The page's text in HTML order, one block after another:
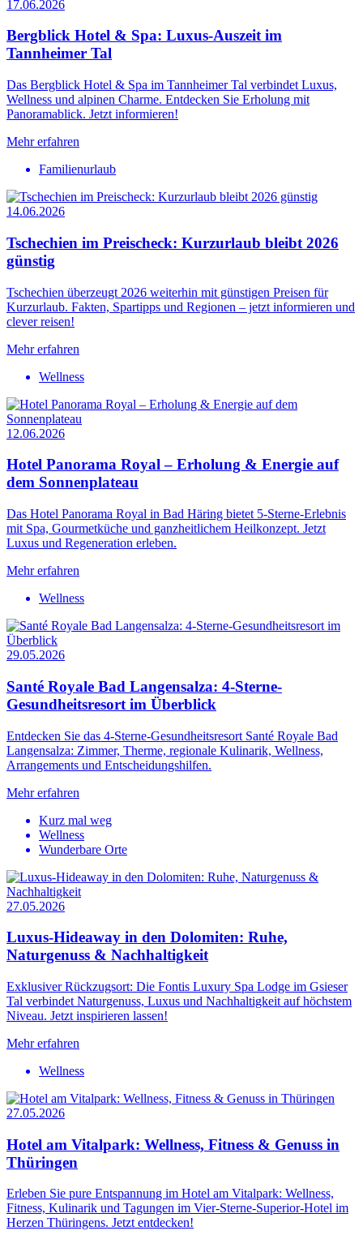
17.06.2026
Bergblick Hotel & Spa: Luxus-Auszeit im
Tannheimer Tal
Das Bergblick Hotel & Spa im Tannheimer Tal verbindet Luxus,
Wellness und alpinen Charme. Entdecken Sie Erholung mit
Panoramablick. Jetzt informieren!
Mehr erfahren
Familienurlaub
14.06.2026
Tschechien im Preischeck: Kurzurlaub bleibt 2026
günstig
Tschechien überzeugt 2026 weiterhin mit günstigen Preisen für
Kurzurlaub. Fakten, Spartipps und Regionen – jetzt informieren und
clever reisen!
Mehr erfahren
Wellness
12.06.2026
Hotel Panorama Royal – Erholung & Energie auf
dem Sonnenplateau
Das Hotel Panorama Royal in Bad Häring bietet 5‑Sterne-Erlebnis
mit Spa, Gourmetküche und ganzheitlichem Heilkonzept. Jetzt
Luxus und Regeneration erleben.
Mehr erfahren
Wellness
29.05.2026
Santé Royale Bad Langensalza: 4-Sterne-
Gesundheitsresort im Überblick
Entdecken Sie das 4-Sterne-Gesundheitsresort Santé Royale Bad
Langensalza: Zimmer, Therme, regionale Kulinarik, Wellness,
Arrangements und Entscheidungshilfen.
Mehr erfahren
Kurz mal weg
Wellness
Wunderbare Orte
27.05.2026
Luxus-Hideaway in den Dolomiten: Ruhe,
Naturgenuss & Nachhaltigkeit
Exklusiver Rückzugsort: Die Fontis Luxury Spa Lodge im Gsieser
Tal verbindet Naturgenuss, Luxus und Nachhaltigkeit auf höchstem
Niveau. Jetzt inspirieren lassen!
Mehr erfahren
Wellness
27.05.2026
Hotel am Vitalpark: Wellness, Fitness & Genuss in
Thüringen
Erleben Sie pure Entspannung im Hotel am Vitalpark: Wellness,
Fitness, Kulinarik und Tagungen im Vier-Sterne-Superior-Hotel im
Herzen Thüringens. Jetzt entdecken!